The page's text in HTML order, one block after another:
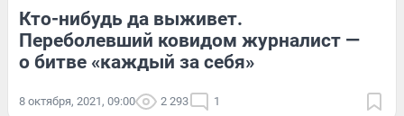
Кто-нибудь да выживет.
Переболевший ковидом журналист —
о битве «каждый за себя»
8 октября, 2021, 09:00 2 293 1